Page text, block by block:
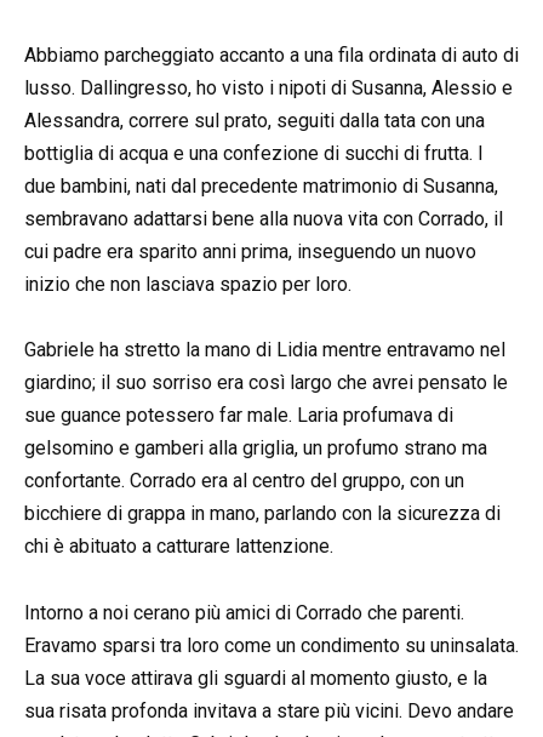
Abbiamo parcheggiato accanto a una fila ordinata di auto di
lusso. Dallingresso, ho visto i nipoti di Susanna, Alessio e
Alessandra, correre sul prato, seguiti dalla tata con una
bottiglia di acqua e una confezione di succhi di frutta. I
due bambini, nati dal precedente matrimonio di Susanna,
sembravano adattarsi bene alla nuova vita con Corrado, il
cui padre era sparito anni prima, inseguendo un nuovo
inizio che non lasciava spazio per loro.
Gabriele ha stretto la mano di Lidia mentre entravamo nel
giardino; il suo sorriso era così largo che avrei pensato le
sue guance potessero far male. Laria profumava di
gelsomino e gamberi alla griglia, un profumo strano ma
confortante. Corrado era al centro del gruppo, con un
bicchiere di grappa in mano, parlando con la sicurezza di
chi è abituato a catturare lattenzione.
Intorno a noi cerano più amici di Corrado che parenti.
Eravamo sparsi tra loro come un condimento su uninsalata.
La sua voce attirava gli sguardi al momento giusto, e la
sua risata profonda invitava a stare più vicini. Devo andare